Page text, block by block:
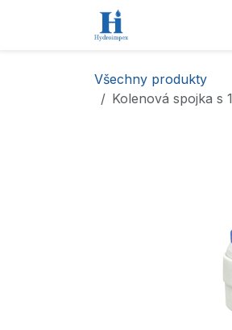
Všechny produkty
Kolenová spojka s